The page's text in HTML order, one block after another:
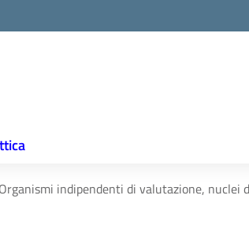
Organismi indipendenti di valutazione,